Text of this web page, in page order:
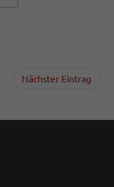
Nächster Eintrag